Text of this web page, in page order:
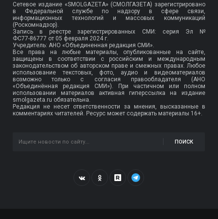
Сетевое издание «SMOLGAZETA» (СМОЛГАЗЕТА) зарегистрировано
в Федеральной службе по надзору в сфере связи,
информационных технологий и массовых коммуникаций
(Роскомнадзор).
Запись в реестре зарегистрированных СМИ: серия Эл №
ФС77-86777 от 05 февраля 2024 г.
Учредитель: АНО «Объединенная редакция СМИ».
Все права на любые материалы, опубликованные на сайте,
защищены в соответствии с российским и международным
законодательством об авторском праве и смежных правах. Любое
использование текстовых, фото, аудио и видеоматериалов
возможно только с согласия правообладателя (АНО
«Объединённая редакция СМИ»). При частичном или полном
использовании материалов активная гиперссылка на издание
smolgazeta.ru обязательна.
Редакция не несет ответственности за мнения, высказанные в
комментариях читателей. Ресурс может содержать материалы 16+.
ПОИСК